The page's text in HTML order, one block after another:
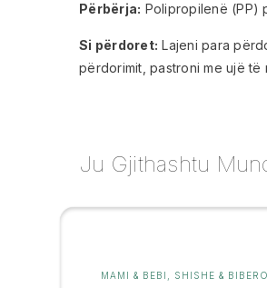
Përbërja: Polipropilenë (PP)
Si përdoret: Lajeni para
përdorimit, pastroni me ujë
Ju Gjithashtu
MAMI & BEBI SHISHE &